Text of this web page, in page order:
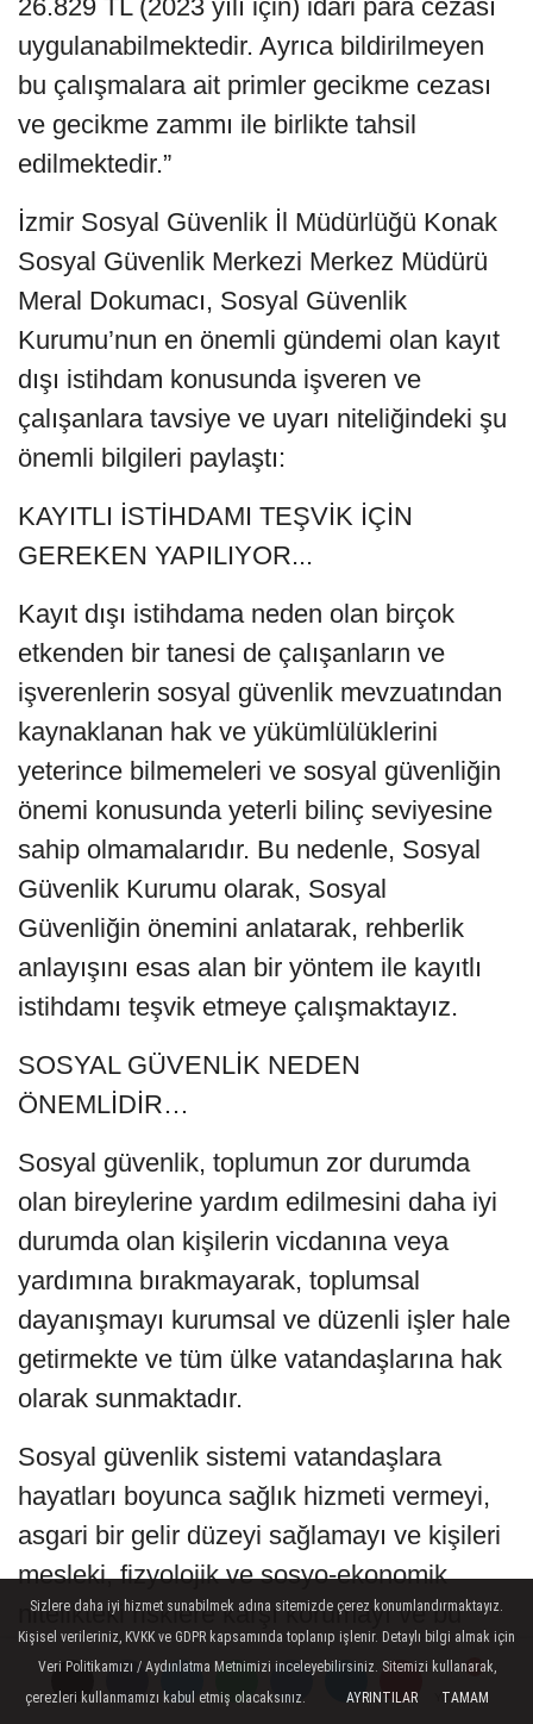
Yorumlar
Yorumlar
26.829 TL (2023 yılı için) idari para cezası
uygulanabilmektedir. Ayrıca bildirilmeyen
bu çalışmalara ait primler gecikme cezası
ve gecikme zammı ile birlikte tahsil
edilmektedir.”
İzmir Sosyal Güvenlik İl Müdürlüğü Konak
Sosyal Güvenlik Merkezi Merkez Müdürü
Meral Dokumacı, Sosyal Güvenlik
Kurumu’nun en önemli gündemi olan kayıt
dışı istihdam konusunda işveren ve
çalışanlara tavsiye ve uyarı niteliğindeki şu
önemli bilgileri paylaştı:
KAYITLI İSTİHDAMI TEŞVİK İÇİN
GEREKEN YAPILIYOR...
Kayıt dışı istihdama neden olan birçok
etkenden bir tanesi de çalışanların ve
işverenlerin sosyal güvenlik mevzuatından
kaynaklanan hak ve yükümlülüklerini
yeterince bilmemeleri ve sosyal güvenliğin
önemi konusunda yeterli bilinç seviyesine
sahip olmamalarıdır. Bu nedenle, Sosyal
Güvenlik Kurumu olarak, Sosyal
Güvenliğin önemini anlatarak, rehberlik
anlayışını esas alan bir yöntem ile kayıtlı
istihdamı teşvik etmeye çalışmaktayız.
SOSYAL GÜVENLİK NEDEN
ÖNEMLİDİR…
Sosyal güvenlik, toplumun zor durumda
olan bireylerine yardım edilmesini daha iyi
durumda olan kişilerin vicdanına veya
yardımına bırakmayarak, toplumsal
dayanışmayı kurumsal ve düzenli işler hale
getirmekte ve tüm ülke vatandaşlarına hak
olarak sunmaktadır.
Sosyal güvenlik sistemi vatandaşlara
hayatları boyunca sağlık hizmeti vermeyi,
asgari bir gelir düzeyi sağlamayı ve kişileri
mesleki, fizyolojik ve sosyo-ekonomik
nitelikteki risklere karşı korumayı ve bu
risklerden doğan zararları gidermeyi
amaçlayan sistemdir.
Sizlere daha iyi hizmet sunabilmek adına sitemizde çerez konumlandırmaktayız.
Kişisel verileriniz, KVKK ve GDPR kapsamında toplanıp işlenir. Detaylı bilgi almak için
Veri Politikamızı / Aydınlatma Metnimizi inceleyebilirsiniz. Sitemizi kullanarak,
çerezleri kullanmamızı kabul etmiş olacaksınız.
AYRINTILAR TAMAM